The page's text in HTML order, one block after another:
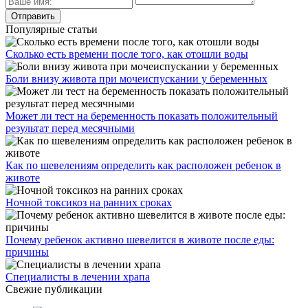
Популярные статьи
Сколько есть времени после того, как отошли воды
Боли внизу живота при мочеиспускании у беременных
Может ли тест на беременность показать положительный
результат перед месячными
Как по шевелениям определить как расположен ребенок в
животе
Ночной токсикоз на ранних сроках
Почему ребенок активно шевелится в животе после еды:
причины
Специалисты в лечении храпа
Свежие публикации